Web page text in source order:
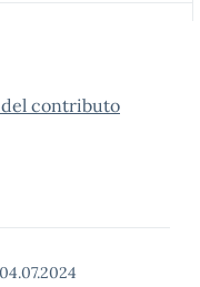
del contributo
04.07.2024